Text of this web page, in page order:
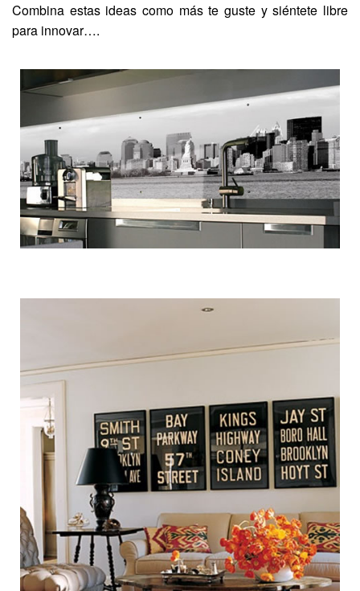
Combina estas ideas como más te guste y siéntete libre
para innovar….